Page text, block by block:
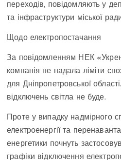
переходів, повідомляють у
та інфраструктури міської
Щодо електропостачання
За повідомленням НЕК
компанія не надала ліміти
для Дніпропетровської
відключень світла не буде.
Проте у випадку надмірного
електроенергії та
енергетики почнуть
графіки відключення